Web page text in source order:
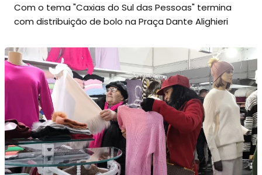
Com o tema "Caxias do Sul das Pessoas" termina
com distribuição de bolo na Praça Dante Alighieri